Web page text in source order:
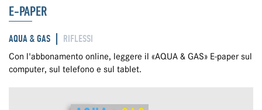
E-PAPER
AQUA & GAS RIFLESSI
Con l'abbonamento online, leggere il «AQUA & GAS» E-paper sul
computer, sul telefono e sul tablet.